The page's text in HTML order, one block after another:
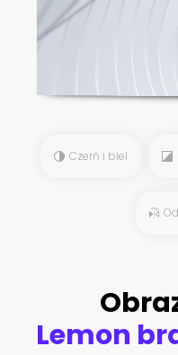
Czerń i biel